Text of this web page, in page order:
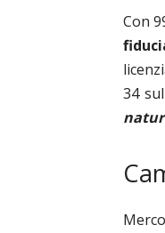
Con
34